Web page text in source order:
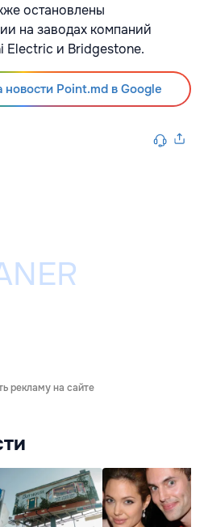
остановлены
на заводах компаний
Electric и Bridgestone.
Point.md в Google
рекламу на сайте